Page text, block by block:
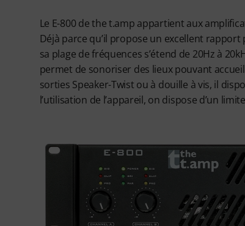
Le E-800 de the t.amp appartient aux
Déjà parce qu’il propose un excellent
sa plage de fréquences s’étend de 20Hz à
permet de sonoriser des lieux pouvant
sorties Speaker-Twist ou à douille à vis, il
l’utilisation de l’appareil, on dispose d’un